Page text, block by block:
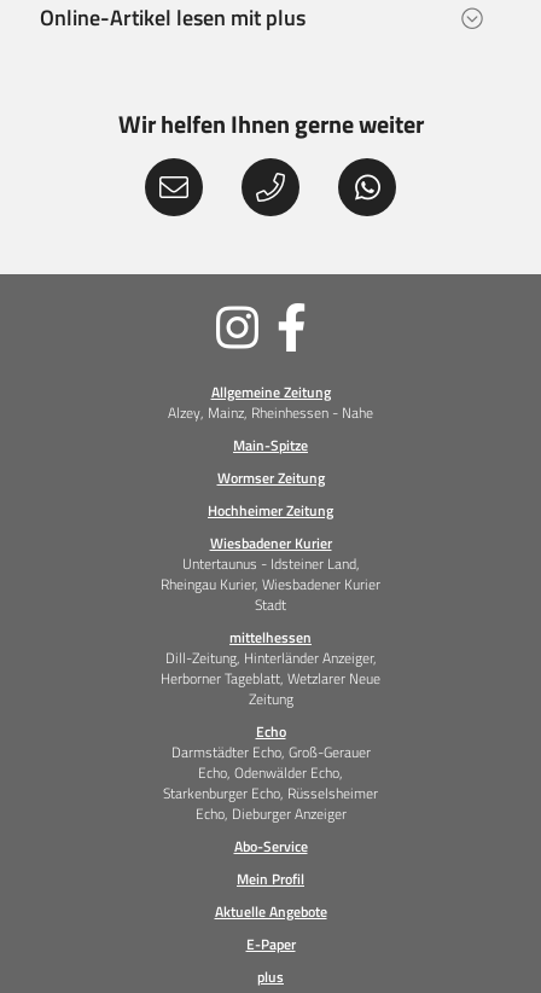
Online-Artikel lesen mit plus
Wir helfen Ihnen gerne weiter
Allgemeine Zeitung
Alzey, Mainz, Rheinhessen - Nahe
Main-Spitze
Wormser Zeitung
Hochheimer Zeitung
Wiesbadener Kurier
Untertaunus - Idsteiner Land,
Rheingau Kurier, Wiesbadener Kurier
Stadt
mittelhessen
Dill-Zeitung, Hinterländer Anzeiger,
Herborner Tageblatt, Wetzlarer Neue
Zeitung
Echo
Darmstädter Echo, Groß-Gerauer
Echo, Odenwälder Echo,
Starkenburger Echo, Rüsselsheimer
Echo, Dieburger Anzeiger
Abo-Service
Mein Profil
Aktuelle Angebote
E-Paper
plus
Soziale
Medien